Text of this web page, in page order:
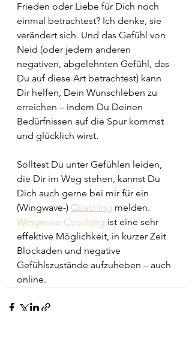
Frieden oder Liebe für Dich noch
einmal betrachtest? Ich denke, sie
verändert sich. Und das Gefühl von
Neid (oder jedem anderen
negativen, abgelehnten Gefühl, das
Du auf diese Art betrachtest) kann
Dir helfen, Dein Wunschleben zu
erreichen – indem Du Deinen
Bedürfnissen auf die Spur kommst
und glücklich wirst.
Solltest Du unter Gefühlen leiden,
die Dir im Weg stehen, kannst Du
Dich auch gerne bei mir für ein
(Wingwave-) Coaching melden.
Wingwave-Coaching ist eine sehr
effektive Möglichkeit, in kurzer Zeit
Blockaden und negative
Gefühlszustände aufzuheben – auch
online.